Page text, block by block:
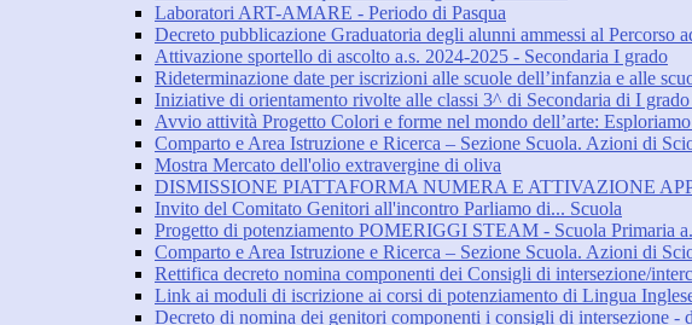
Laboratori ART-AMARE - Periodo di Pasqua
Decreto pubblicazione Graduatoria degli alunni ammessi al
Attivazione sportello di ascolto a.s. 2024-2025 - Secondaria I grado
Rideterminazione date per iscrizioni alle scuole dell’infanzia e alle
Iniziative di orientamento rivolte alle classi 3^ di Secondaria di I
Avvio attività Progetto Colori e forme nel mondo dell’arte:
Comparto e Area Istruzione e Ricerca – Sezione Scuola. Azioni di
Mostra Mercato dell'olio extravergine di oliva
DISMISSIONE PIATTAFORMA NUMERA E ATTIVAZIONE
Invito del Comitato Genitori all'incontro Parliamo di... Scuola
Progetto di potenziamento POMERIGGI STEAM - Scuola Primaria
Comparto e Area Istruzione e Ricerca – Sezione Scuola. Azioni di
Rettifica decreto nomina componenti dei Consigli di intersezione/
Link ai moduli di iscrizione ai corsi di potenziamento di Lingua
Decreto di nomina dei genitori componenti i consigli di intersezione -